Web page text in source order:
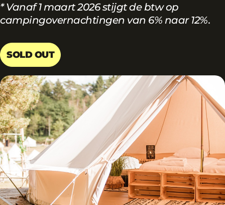
* Vanaf 1 maart 2026 stijgt de btw op
campingovernachtingen van 6% naar 12%.
SOLD OUT